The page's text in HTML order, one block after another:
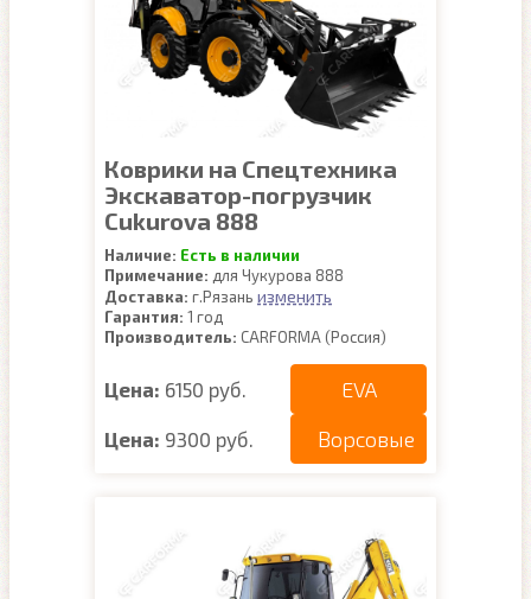
Коврики на Спецтехника
Экскаватор-погрузчик
Cukurova 888
Наличие: Есть в наличии
Примечание: для Чукурова 888
Доставка: г.Рязань изменить
Гарантия: 1 год
Производитель: CARFORMA (Россия)
Цена: 6150 руб. EVA
Цена: 9300 руб. Ворсовые